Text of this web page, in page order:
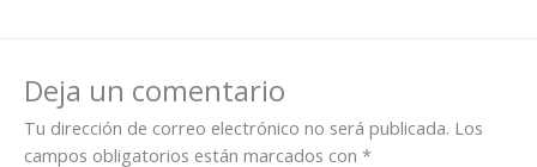
Deja un comentario
Tu dirección de correo electrónico no será publicada. Los
campos obligatorios están marcados con *